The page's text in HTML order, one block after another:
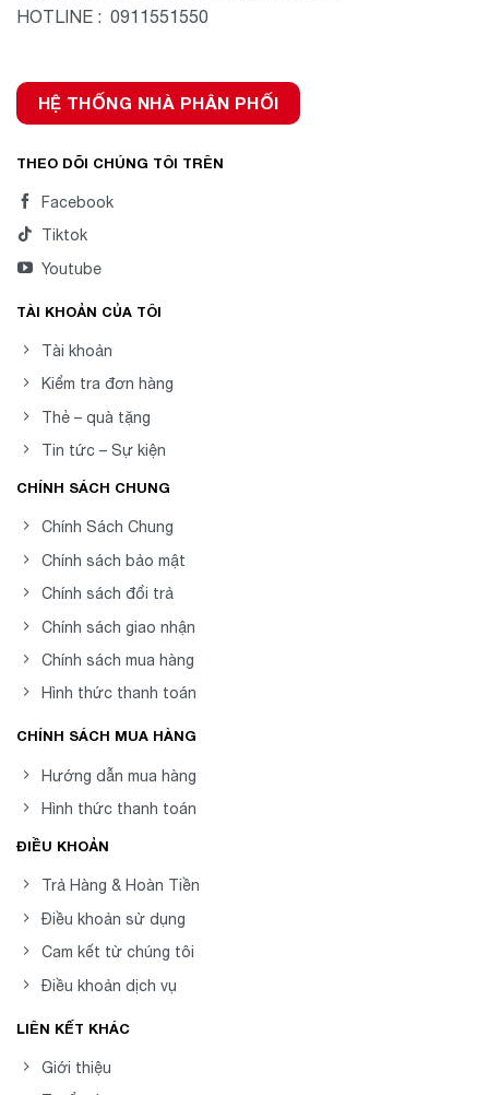
HOTLINE : 0911551550
HỆ THỐNG NHÀ PHÂN PHỐI
THEO DÕI CHÚNG TÔI TRÊN
Facebook
Tiktok
Youtube
TÀI KHOẢN CỦA TÔI
Tài khoản
Kiểm tra đơn hàng
Thẻ – quà tặng
Tin tức – Sự kiện
CHÍNH SÁCH CHUNG
Chính Sách Chung
Chính sách bảo mật
Chính sách đổi trả
Chính sách giao nhận
Chính sách mua hàng
Hình thức thanh toán
CHÍNH SÁCH MUA HÀNG
Hướng dẫn mua hàng
Hình thức thanh toán
ĐIỀU KHOẢN
Trả Hàng & Hoàn Tiền
Điều khoản sử dụng
Cam kết từ chúng tôi
Điều khoản dịch vụ
LIÊN KẾT KHÁC
Giới thiệu